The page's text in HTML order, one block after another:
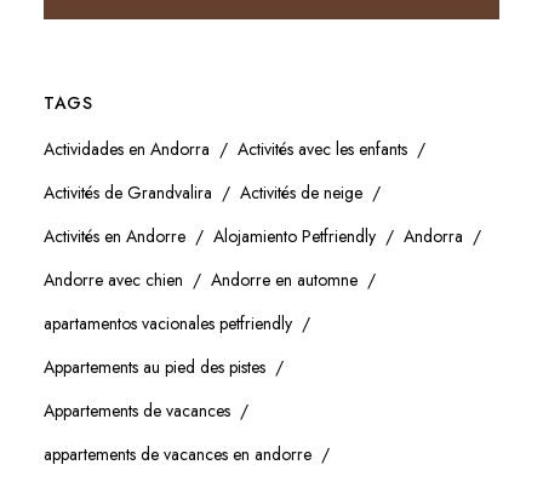
TAGS
Actividades en Andorra
Activités avec les enfants
Activités de Grandvalira
Activités de neige
Activités en Andorre
Alojamiento Petfriendly
Andorra
Andorre avec chien
Andorre en automne
apartamentos vacionales petfriendly
Appartements au pied des pistes
Appartements de vacances
appartements de vacances en andorre